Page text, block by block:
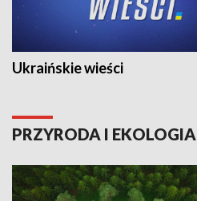
Ukraińskie wieści
PRZYRODA I EKOLOGIA